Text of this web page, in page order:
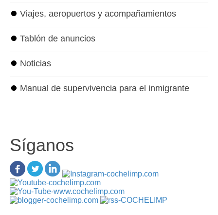
⏺ Viajes, aeropuertos y acompañamientos
⏺ Tablón de anuncios
⏺ Noticias
⏺ Manual de supervivencia para el inmigrante
Síganos